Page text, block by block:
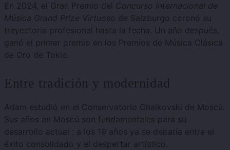
En 2024, el Gran Premio del Concurso Internacional de
Música Grand Prize Virtuoso de Salzburgo coronó su
trayectoria profesional hasta la fecha. Un año después,
ganó el primer premio en los Premios de Música Clásica
de Oro de Tokio.
Entre tradición y modernidad
Adam estudió en el Conservatorio Chaikovski de Moscú.
Sus años en Moscú son fundamentales para su
desarrollo actual
: a los 19 años ya se debatía entre el
éxito consolidado y el despertar artístico.